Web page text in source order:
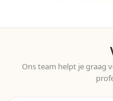
Ons team helpt je graag